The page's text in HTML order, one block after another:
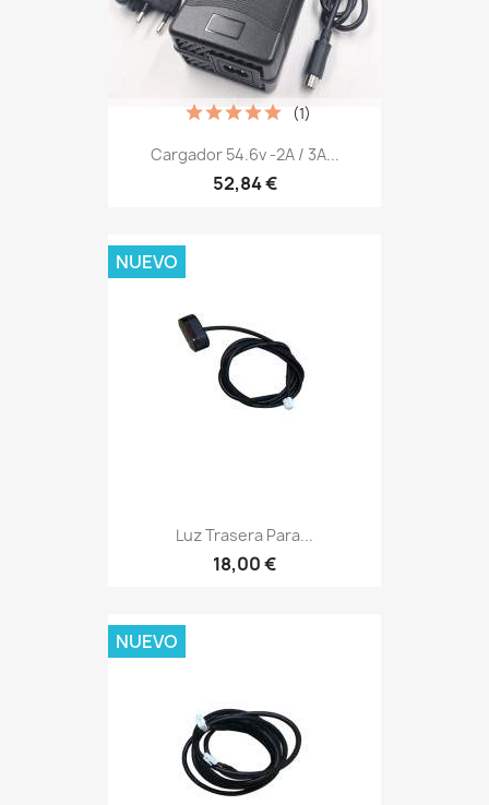
Cargador 54.6v -2A / 3A...
52,84 €
(1)
Luz Trasera Para...
18,00 €
NUEVO
NUEVO